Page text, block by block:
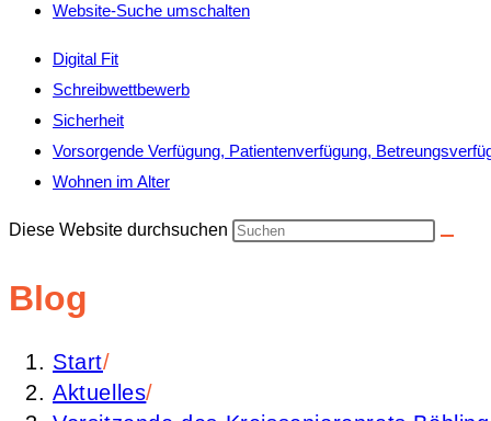
Website-Suche umschalten
Digital Fit
Schreibwettbewerb
Sicherheit
Vorsorgende Verfügung, Patientenverfügung,
Wohnen im Alter
Diese Website durchsuchen
Blog
Start/
Aktuelles/